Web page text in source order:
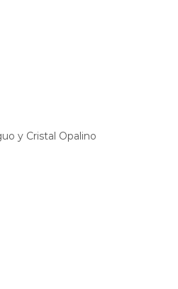
y Cristal Opalino